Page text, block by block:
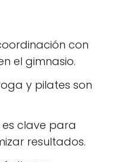
con
el gimnasio.
y pilates son
clave para
resultados.